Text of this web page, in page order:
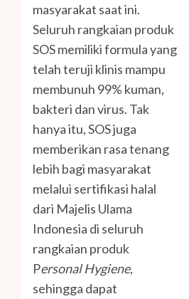
masyarakat saat ini.
Seluruh rangkaian produk
SOS memiliki formula yang
telah teruji klinis mampu
membunuh 99% kuman,
bakteri dan virus. Tak
hanya itu, SOS juga
memberikan rasa tenang
lebih bagi masyarakat
melalui sertifikasi halal
dari Majelis Ulama
Indonesia di seluruh
rangkaian produk
Personal Hygiene,
sehingga dapat